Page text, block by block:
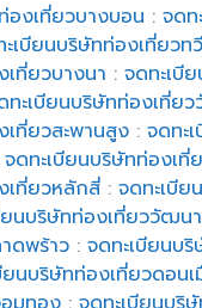
องเที่ยวบางบอน :จดท
ะเบียนบริษัทท่องเที่ยว
เที่ยวบางนา :จดทะเบี
ทะเบียนบริษัทท่องเที่ย
เที่ยวสะพานสูง :จดทะ
จดทะเบียนบริษัทท่องเที่
เที่ยวหลักสี่ :จดทะเบี
ยนบริษัทท่องเที่ยววัฒนา
ดพร้าว :จดทะเบียนบ
ยนบริษัทท่องเที่ยวดอน